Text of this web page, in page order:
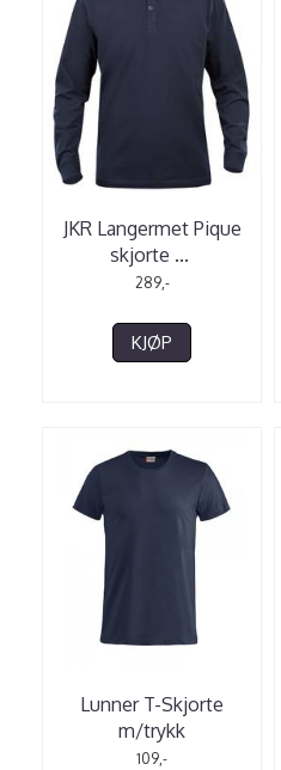
JKR Langermet Pique
skjorte ...
289,-
KJØP
Lunner T-Skjorte
m/trykk
109,-